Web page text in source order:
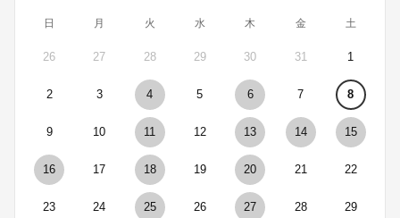
日 月 火 水 木 金 土
26 27 28 29 30 31 1
2 3 4 5 6 7 8
9 10 11 12 13 14 15
16 17 18 19 20 21 22
23 24 25 26 27 28 29